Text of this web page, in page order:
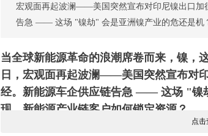
宏观面再起波澜——美国突然宣布对印尼镍出口加
告急 —— 这场 "镍劫" 会是亚洲镍产业的危还是机
当全球新能源革命的浪潮席卷而来，镍，
日，宏观面再起波澜——美国突然宣布对
经。新能源车企供应链告急 —— 这场 "镍
现，新能源产业链客户如何锁定资源？
点击